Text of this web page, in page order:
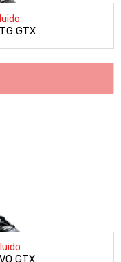
GTX
GTX